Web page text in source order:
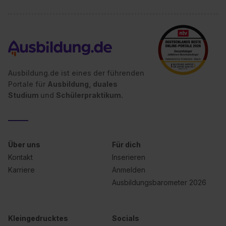
II). Du kannst die von dir erteilte Einwilligung jederzeit mit
Wirkung für die Zukunft ganz oder teilweise über unsere
Datenschutzerklärung unter dem Punkt „Datenschutz-
Einstellungen“ widerrufen. Weitere Informationen zu den
einzelnen Cookies findest du durch Klick auf „Details
zeigen“. Weitere Informationen:
Ausbildung.de ist eines der führenden
Portale für Ausbildung, duales
Studium und Schülerpraktikum.
Über uns
Kontakt
Karriere
Für dich
Inserieren
Anmelden
Ausbildungsbarometer 2026
Kleingedrucktes Socials